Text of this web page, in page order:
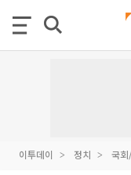
이투데이 정치 국